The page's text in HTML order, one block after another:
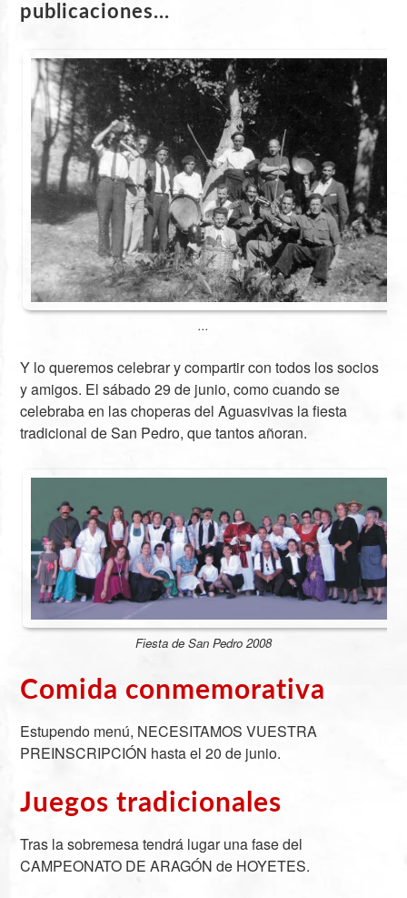
publicaciones...
...
Y lo queremos celebrar y compartir con todos los socios
y amigos. El sábado 29 de junio, como cuando se
celebraba en las choperas del Aguasvivas la fiesta
tradicional de San Pedro, que tantos añoran.
Fiesta de San Pedro 2008
Comida conmemorativa
Estupendo menú, NECESITAMOS VUESTRA
PREINSCRIPCIÓN hasta el 20 de junio.
Juegos tradicionales
Tras la sobremesa tendrá lugar una fase del
CAMPEONATO DE ARAGÓN de HOYETES.